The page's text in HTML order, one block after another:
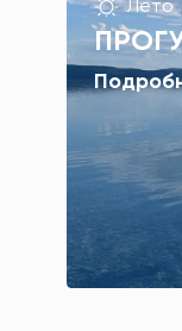
Лето